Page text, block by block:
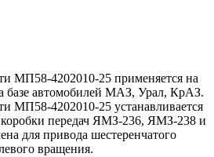
МП58-4202010-25 применяется на
базе автомобилей МАЗ, Урал, КрАЗ.
МП58-4202010-25 устанавливается
передач ЯМЗ-236, ЯМЗ-238 и
для привода шестеренчатого
вращения.